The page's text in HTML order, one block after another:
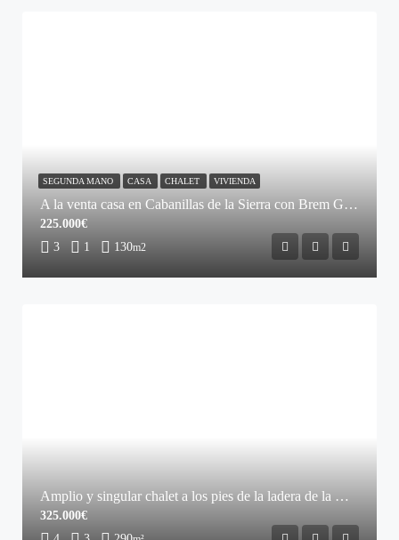
A la venta casa en Cabanillas de la Sierra con Brem Global
3 1 130m2
225.000€
SEGUNDA MANO CASA CHALET VIVIENDA
Amplio y singular chalet a los pies de la ladera de la montaña en La Cabrera
325.000€